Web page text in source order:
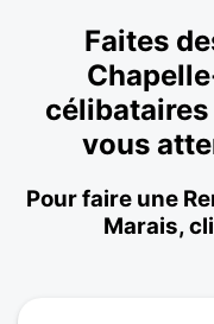
Faites
vous
Pour faire une
Marais,